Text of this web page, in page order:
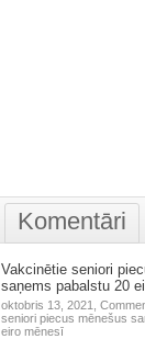
Komentāri
Vakcinētie seniori
saņems pabalstu 20
oktobris 13, 2021,
seniori piecus mēnešus
eiro mēnesī